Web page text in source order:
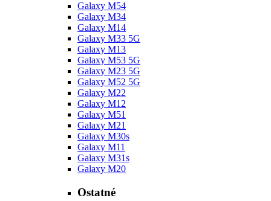
Galaxy M54
Galaxy M34
Galaxy M14
Galaxy M33 5G
Galaxy M13
Galaxy M53 5G
Galaxy M23 5G
Galaxy M52 5G
Galaxy M22
Galaxy M12
Galaxy M51
Galaxy M21
Galaxy M30s
Galaxy M11
Galaxy M31s
Galaxy M20
Ostatné